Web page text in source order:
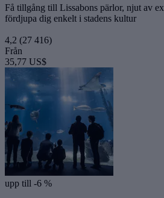
Få tillgång till Lissabons pärlor, njut av
fördjupa dig enkelt i stadens kultur
4,2 (27 416)
Från
35,77 US$
upp till -6 %